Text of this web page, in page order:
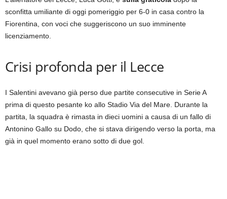
sconfitta umiliante di oggi pomeriggio per 6-0 in casa contro la
Fiorentina, con voci che suggeriscono un suo imminente
licenziamento.
Crisi profonda per il Lecce
I Salentini avevano già perso due partite consecutive in Serie A
prima di questo pesante ko allo Stadio Via del Mare. Durante la
partita, la squadra è rimasta in dieci uomini a causa di un fallo di
Antonino Gallo su Dodo, che si stava dirigendo verso la porta, ma
già in quel momento erano sotto di due gol.